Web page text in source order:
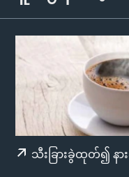
သီးခြားခွဲထုတ်၍ န